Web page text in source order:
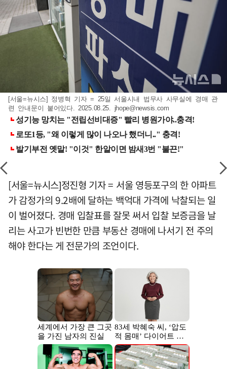
[서울=뉴시스] 정병혁 기자 = 25일 서울시내 법무사 사무실에 경매 관
련 안내문이 붙어있다. 2025.08.25. jhope@newsis.com
[서울=뉴시스]정진형 기자 = 서울 영등포구의 한 아파트
가 감정가의 9.2배에 달하는 백억대 가격에 낙찰되는 일
이 벌어졌다. 경매 입찰표를 잘못 써서 입찰 보증금을 날
리는 사고가 빈번한 만큼 부동산 경매에 나서기 전 주의
해야 한다는 게 전문가의 조언이다.